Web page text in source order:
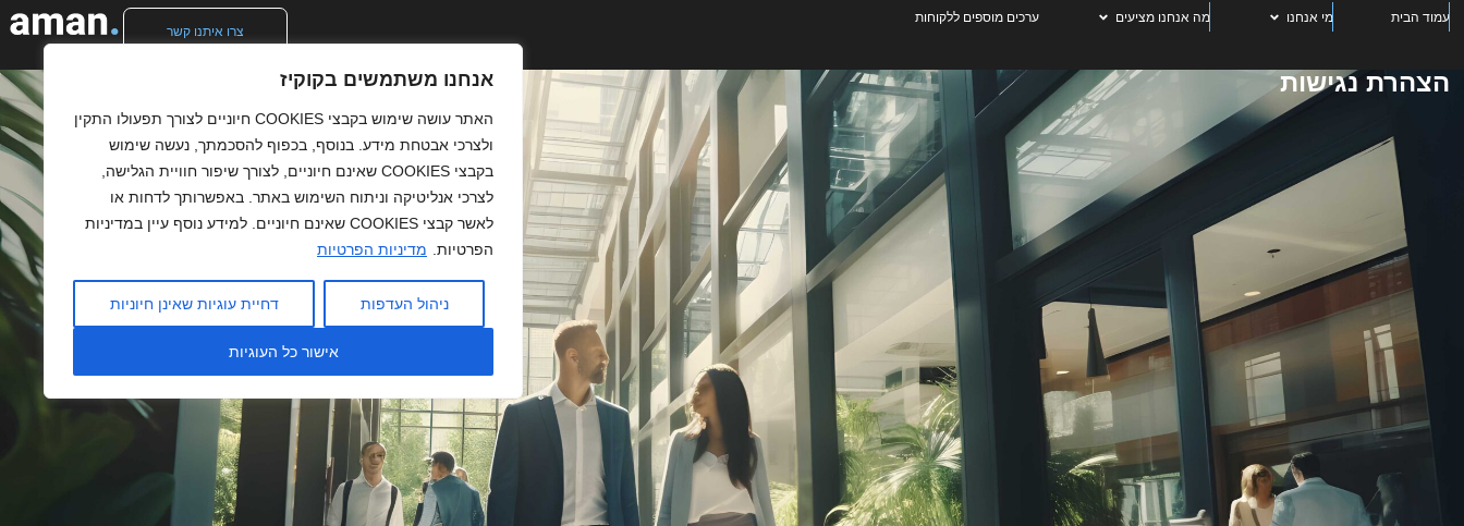
אנחנו משתמשים בקוקיז
האתר עושה שימוש בקבצי COOKIES חיוניים לצורך תפעולו התקין
ולצרכי אבטחת מידע. בנוסף, בכפוף להסכמתך, נעשה שימוש
בקבצי COOKIES שאינם חיוניים, לצורך שיפור חוויית הגלישה,
לצרכי אנליטיקה וניתוח השימוש באתר. באפשרותך לדחות או
לאשר קבצי COOKIES שאינם חיוניים. למידע נוסף עיין במדיניות
הפרטיות.
מדיניות הפרטיות
ניהול העדפות דחיית עוגיות שאינן חיוניות
אישור כל העוגיות
עמוד הבית מי אנחנו מה אנחנו מציעים
ערכים מוספים ללקוחות
צרו איתנו קשר
הצהרת נגישות